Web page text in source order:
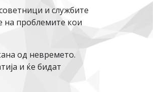
и службите
на проблемите кои
од невремето.
и ќе бидат